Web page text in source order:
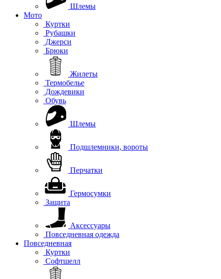
Шлемы
Мото
Куртки
Рубашки
Джерси
Брюки
Жилеты
Термобелье
Дождевики
Обувь
Шлемы
Подшлемники, вороты
Перчатки
Гермосумки
Защита
Аксессуары
Повседневная одежда
Повседневная
Куртки
Софтшелл